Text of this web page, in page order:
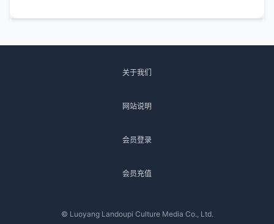
关于我们
网站说明
会员登录
会员充值
© Luoyang Landoupi Culture Media Co., Ltd.